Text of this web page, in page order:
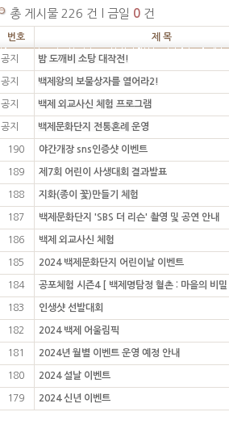
총 게시물 226 건 l 금일 0 건
번호 제 목
공지 밤 도깨비 소탕 대작전!
공지 백제왕의 보물상자를 열어라2!
공지 백제 외교사신 체험 프로그램
공지 백제문화단지 전통혼례 운영
190 야간개장 sns인증샷 이벤트
189 제7회 어린이 사생대회 결과발표
188 지화(종이 꽃)만들기 체험
187 백제문화단지 'SBS 더 리슨' 촬영 및 공연 안내
186 백제 외교사신 체험
185 2024 백제문화단지 어린이날 이벤트
184 공포체험 시즌4 [ 백제명탐정 혈촌 : 마을의 비밀 ]
183 인생샷 선발대회
182 2024 백제 어울림픽
181 2024년 월별 이벤트 운영 예정 안내
180 2024 설날 이벤트
179 2024 신년 이벤트